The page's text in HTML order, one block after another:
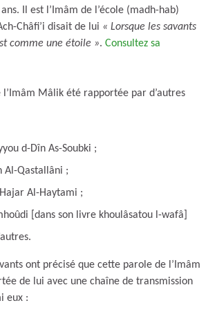
Il est l’Imâm de l’école (madh-hab)
Châfi’i disait de lui « Lorsque les savants
comme une étoile ». Consultez sa
Mâlik été rapportée par d’autres
d-Dîn As-Soubki ;
Al-Qastallâni ;
Al-Haytami ;
[dans son livre khoulâsatou l-wafâ]
ont précisé que cette parole de l’Imâm
de lui avec une chaîne de transmission
eux :